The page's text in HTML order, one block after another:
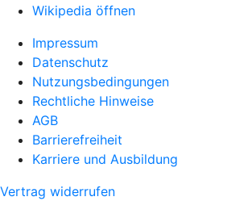
Wikipedia öffnen
Impressum
Datenschutz
Nutzungsbedingungen
Rechtliche Hinweise
AGB
Barrierefreiheit
Karriere und Ausbildung
Vertrag widerrufen